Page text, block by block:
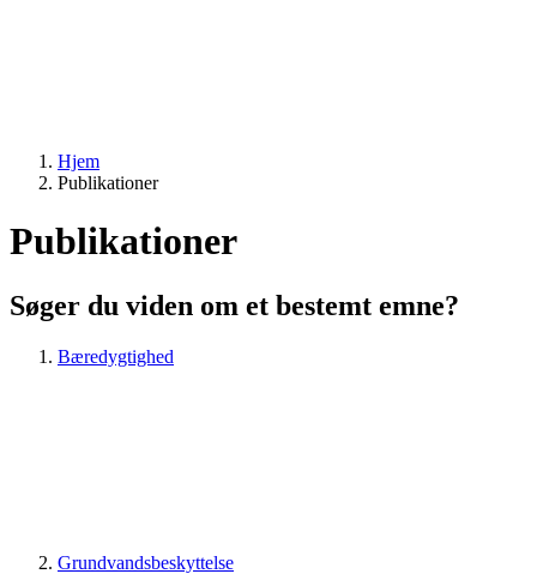
Hjem
Publikationer
Publikationer
Søger du viden om et bestemt emne?
Bæredygtighed
Grundvandsbeskyttelse